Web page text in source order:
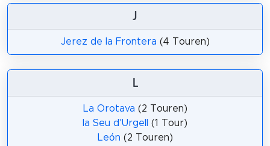
J
Jerez de la Frontera (4 Touren)
L
La Orotava (2 Touren)
la Seu d'Urgell
(1 Tour)
León (2 Touren)